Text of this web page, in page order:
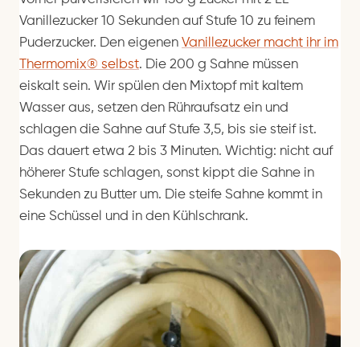
Vanillezucker 10 Sekunden auf Stufe 10 zu feinem
Puderzucker. Den eigenen Vanillezucker macht ihr im
Thermomix® selbst. Die 200 g Sahne müssen
eiskalt sein. Wir spülen den Mixtopf mit kaltem
Wasser aus, setzen den Rühraufsatz ein und
schlagen die Sahne auf Stufe 3,5, bis sie steif ist.
Das dauert etwa 2 bis 3 Minuten. Wichtig: nicht auf
höherer Stufe schlagen, sonst kippt die Sahne in
Sekunden zu Butter um. Die steife Sahne kommt in
eine Schüssel und in den Kühlschrank.